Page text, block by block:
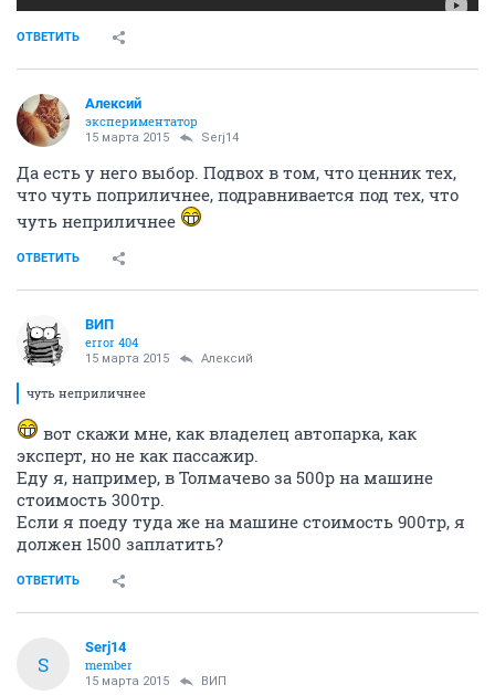
ОТВЕТИТЬ
Алексий
экспериментатор
15 марта 2015 Serj14
Да есть у него выбор. Подвох в том, что ценник тех,
что чуть поприличнее, подравнивается под тех, что
чуть неприличнее
ОТВЕТИТЬ
ВИП
error 404
15 марта 2015 Алексий
чуть неприличнее
вот скажи мне, как владелец автопарка, как
эксперт, но не как пассажир.
Еду я, например, в Толмачево за 500р на машине
стоимость 300тр.
Если я поеду туда же на машине стоимость 900тр, я
должен 1500 заплатить?
ОТВЕТИТЬ
S
Serj14
member
15 марта 2015 ВИП